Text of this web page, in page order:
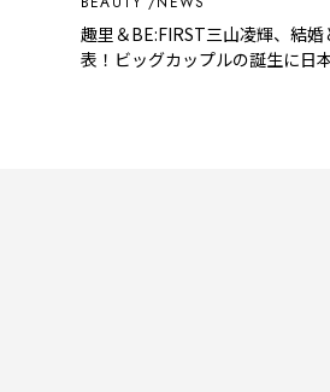
趣里＆BE:FIRST三山凌輝、結
表！ビッグカップルの誕生に日